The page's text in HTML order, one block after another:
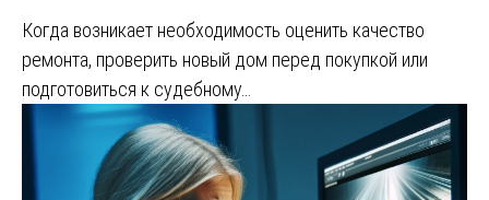
Когда возникает необходимость оценить качество
ремонта, проверить новый дом перед покупкой или
подготовиться к судебному…